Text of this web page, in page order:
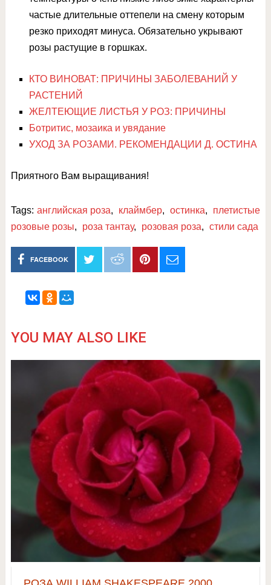
частые длительные оттепели на смену которым
резко приходят минуса. Обязательно укрывают
розы растущие в горшках.
КТО ВИНОВАТ: ПРИЧИНЫ ЗАБОЛЕВАНИЙ У
РАСТЕНИЙ
ЖЕЛТЕЮЩИЕ ЛИСТЬЯ У РОЗ: ПРИЧИНЫ
Ботритис, мозаика и увядание
УХОД ЗА РОЗАМИ. РЕКОМЕНДАЦИИ Д. ОСТИНА
Приятного Вам выращивания!
Tags: английская роза, клаймбер, остинка,
плетистые
розовые розы, роза тантау, розовая роза, стили сада
FACEBOOK
YOU MAY ALSO LIKE